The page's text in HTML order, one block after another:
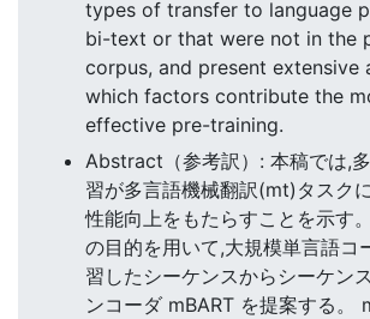
types of transfer to language
bi-text or that were not in the
corpus, and present extensive
which factors contribute the
effective pre-training.
Abstract（参考訳）: 本稿では,
習が多言語機械翻訳(mt)タスク
性能向上をもたらすことを示す
の目的を用いて,大規模単言語コ
習したシーケンスからシーケン
ンコーダ mBART を提案する。